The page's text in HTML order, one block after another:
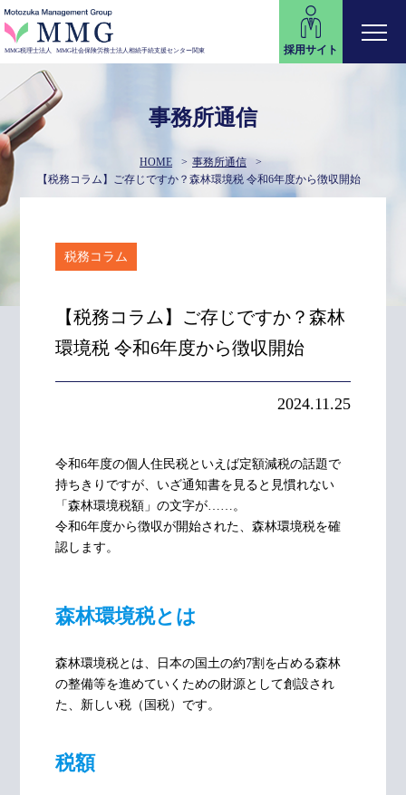
MMG税理士法人 MMG社会保険労務士法人相続手続支援センター関東 採用サイト
事務所通信
HOME
事務所通信
【税務コラム】ご存じですか？森林環境税 令和6年度から徴収開始
税務コラム
【税務コラム】ご存じですか？森林
環境税 令和6年度から徴収開始
2024.11.25
令和6年度の個人住民税といえば定額減税の話題で
持ちきりですが、いざ通知書を見ると見慣れない
「森林環境税額」の文字が……。
令和6年度から徴収が開始された、森林環境税を確
認します。
森林環境税とは
森林環境税とは、日本の国土の約7割を占める森林
の整備等を進めていくための財源として創設され
た、新しい税（国税）です。
税額